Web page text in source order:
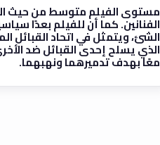
مستوى الفيلم متوسط من حيث
الفنانين. كما أن للفيلم بعدًا
الشئ، ويتمثل في اتحاد القبائل
الذي يسلح إحدى القبائل ضد
معًا بهدف تدميرهما ونهبهما.